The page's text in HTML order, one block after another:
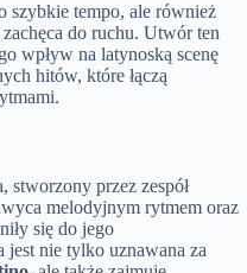
szybkie tempo, ale również
do ruchu. Utwór ten
wpływ na latynoską scenę
hitów, które łączą
stworzony przez zespół
melodyjnym rytmem oraz
się do jego
jest nie tylko uznawana za